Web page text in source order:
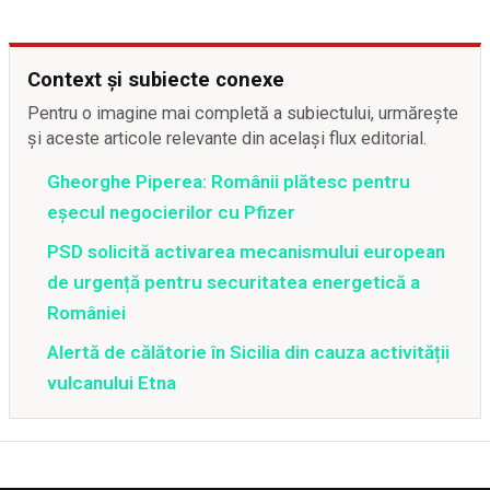
Context și subiecte conexe
Pentru o imagine mai completă a subiectului, urmărește
și aceste articole relevante din același flux editorial.
Gheorghe Piperea: Românii plătesc pentru
eșecul negocierilor cu Pfizer
PSD solicită activarea mecanismului european
de urgență pentru securitatea energetică a
României
Alertă de călătorie în Sicilia din cauza activității
vulcanului Etna